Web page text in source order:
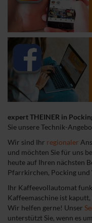
expert THEINER in
Sie unsere Technik-
Wir sind Ihr regionaler
und möchten Sie für uns
heute auf Ihren nächsten
Pfarrkirchen, Pocking und
Ihr Kaffeevollautomat
Kaffeemaschine ist
Wir helfen gerne! Unser
unterstützt Sie, wenn es